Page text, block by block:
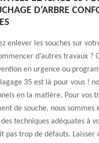
D’ARBRE
enlever les souches sur
d’autres travaux ?
en urgence ou
35 est là pour vous !
en la matière. Pour vos
de souche, nous sommes
des techniques adéquates à
pas trop de défauts.